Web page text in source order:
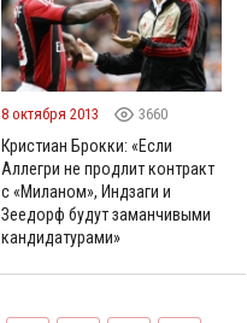
8 октября 2013 3660
Кристиан Брокки: «Если
Аллегри не продлит контракт
с «Миланом», Индзаги и
Зеедорф будут заманчивыми
кандидатурами»